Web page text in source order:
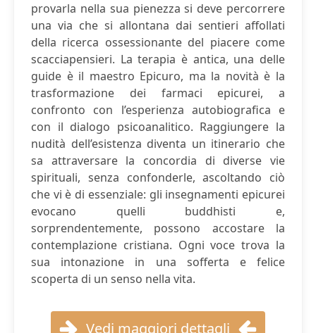
provarla nella sua pienezza si deve percorrere
una via che si allontana dai sentieri affollati
della ricerca ossessionante del piacere come
scacciapensieri. La terapia è antica, una delle
guide è il maestro Epicuro, ma la novità è la
trasformazione dei farmaci epicurei, a
confronto con l’esperienza autobiografica e
con il dialogo psicoanalitico. Raggiungere la
nudità dell’esistenza diventa un itinerario che
sa attraversare la concordia di diverse vie
spirituali, senza confonderle, ascoltando ciò
che vi è di essenziale: gli insegnamenti epicurei
evocano quelli buddhisti e,
sorprendentemente, possono accostare la
contemplazione cristiana. Ogni voce trova la
sua intonazione in una sofferta e felice
scoperta di un senso nella vita.
Vedi maggiori dettagli